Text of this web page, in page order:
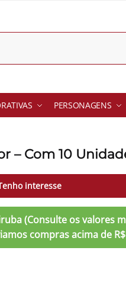
PERSONAGENS
– Com 10
interesse